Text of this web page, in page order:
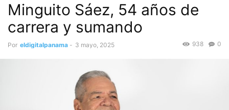
Minguito Sáez, 54 años de
carrera y sumando
Por eldigitalpanama - 3 mayo, 2025 0
938